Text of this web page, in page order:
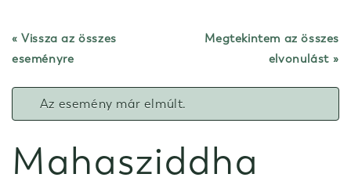
« Vissza az összes
eseményre
Megtekintem az összes
elvonulást
Az esemény már elmúlt.
Mahasziddha